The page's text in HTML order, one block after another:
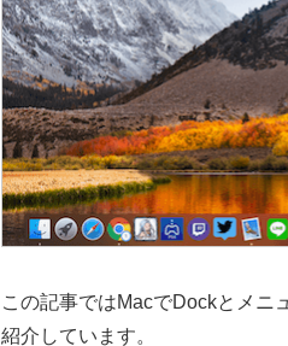
この記事ではMacでDockとメニ
紹介しています。